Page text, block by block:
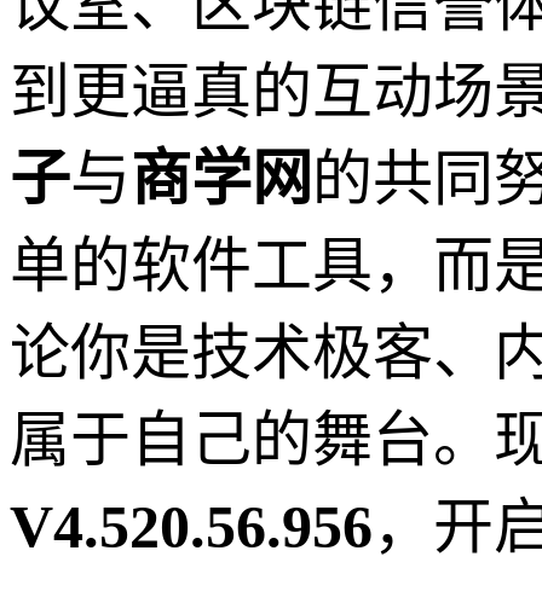
到更逼真的互动场
子与商学网 的共同
单的软件工具，而
论你是技术极客、
属于自己的舞台。
V4.520.56.956，开